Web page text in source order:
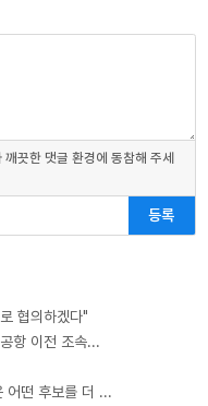
끗한 댓글 환경에 동참해 주세
등록
협의하겠다"
이재명 대통령 "통합시 약칭은 광주특별시.. 공항 이전 조속하게"
[여론조사④][한걸음더]광주전남 지역민들은 어떤 후보를 더 선호할까.. 변수는?